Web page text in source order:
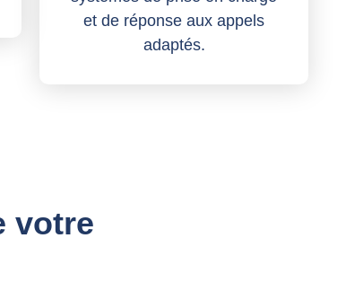
et de réponse aux appels
adaptés.
votre